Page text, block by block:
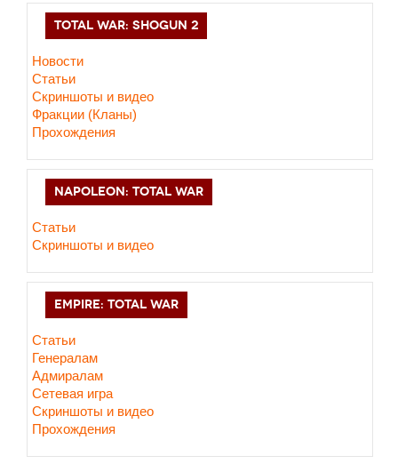
TOTAL WAR: SHOGUN 2
Новости
Статьи
Cкриншоты и видео
Фракции (Кланы)
Прохождения
NAPOLEON: TOTAL WAR
Статьи
Скриншоты и видео
EMPIRE: TOTAL WAR
Статьи
Генералам
Адмиралам
Сетевая игра
Скриншоты и видео
Прохождения